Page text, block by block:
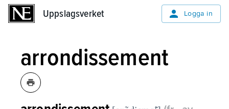
Uppslagsverket Logga in
arrondissement